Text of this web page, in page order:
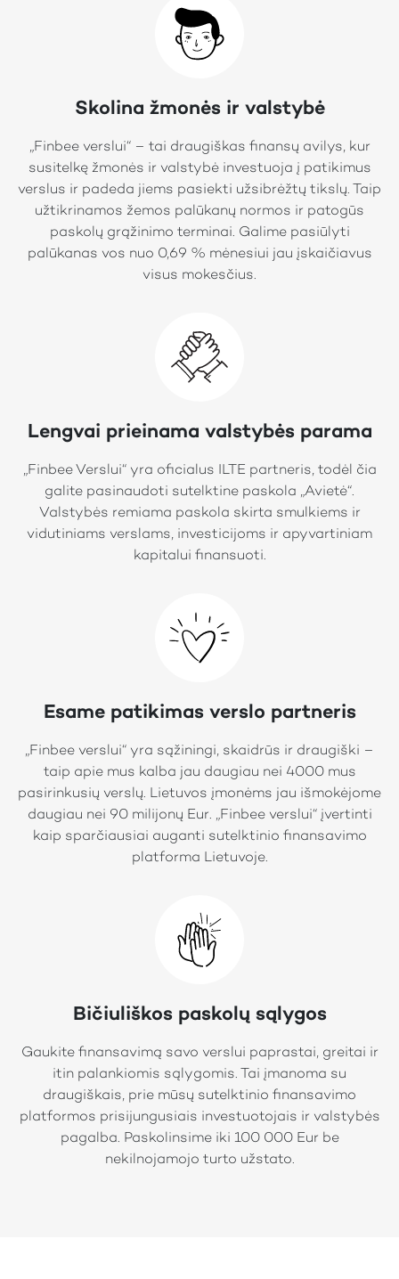
Skolina žmonės ir valstybė
„Finbee verslui“ – tai draugiškas finansų avilys, kur
susitelkę žmonės ir valstybė investuoja į patikimus
verslus ir padeda jiems pasiekti užsibrėžtų tikslų. Taip
užtikrinamos žemos palūkanų normos ir patogūs
paskolų grąžinimo terminai. Galime pasiūlyti
palūkanas vos nuo 0,69 % mėnesiui jau įskaičiavus
visus mokesčius.
Lengvai prieinama valstybės parama
„Finbee Verslui“ yra oficialus ILTE partneris, todėl čia
galite pasinaudoti sutelktine paskola „Avietė“.
Valstybės remiama paskola skirta smulkiems ir
vidutiniams verslams, investicijoms ir apyvartiniam
kapitalui finansuoti.
Esame patikimas verslo partneris
„Finbee verslui“ yra sąžiningi, skaidrūs ir draugiški –
taip apie mus kalba jau daugiau nei 4000 mus
pasirinkusių verslų. Lietuvos įmonėms jau išmokėjome
daugiau nei 90 milijonų Eur. „Finbee verslui“ įvertinti
kaip sparčiausiai auganti sutelktinio finansavimo
platforma Lietuvoje.
Bičiuliškos paskolų sąlygos
Gaukite finansavimą savo verslui paprastai, greitai ir
itin palankiomis sąlygomis. Tai įmanoma su
draugiškais, prie mūsų sutelktinio finansavimo
platformos prisijungusiais investuotojais ir valstybės
pagalba. Paskolinsime iki 100 000 Eur be
nekilnojamojo turto užstato.